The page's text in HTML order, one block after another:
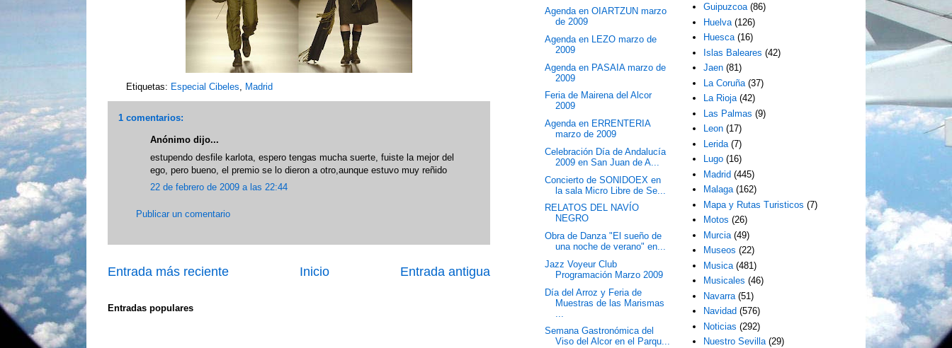
Etiquetas: Especial Cibeles, Madrid
1 comentarios:
Anónimo dijo...
estupendo desfile karlota, espero tengas mucha suerte, fuiste la mejor del
ego, pero bueno, el premio se lo dieron a otro,aunque estuvo muy reñido
22 de febrero de 2009 a las 22:44
Publicar un comentario
Entrada más reciente Entrada antigua
Inicio
Entradas populares
Agenda en OIARTZUN marzo
de 2009
Agenda en LEZO marzo de
2009
Agenda en PASAIA marzo de
2009
Feria de Mairena del Alcor
2009
Agenda en ERRENTERIA
marzo de 2009
Celebración Día de Andalucía
2009 en San Juan de A...
Concierto de SONIDOEX en
la sala Micro Libre de Se...
RELATOS DEL NAVÍO
NEGRO
Obra de Danza "El sueño de
una noche de verano" en...
Jazz Voyeur Club
Programación Marzo 2009
Día del Arroz y Feria de
Muestras de las Marismas
Semana Gastronómica del
Viso del Alcor en el Parqu...
Guipuzcoa (86)
Huelva (126)
Huesca (16)
Islas Baleares (42)
Jaen (81)
La Coruña (37)
La Rioja (42)
Las Palmas (9)
Leon (17)
Lerida (7)
Lugo (16)
Madrid (445)
Malaga (162)
Mapa y Rutas Turisticos (7)
Motos (26)
Murcia (49)
Museos (22)
Musica (481)
Musicales (46)
Navarra (51)
Navidad (576)
Noticias (292)
Nuestro Sevilla (29)